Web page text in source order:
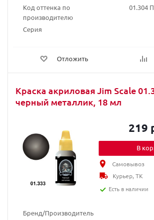
Код оттенка по
производителю
01.304
Серия
Отложить
Краска акриловая Jim Scale
черный металлик, 18 мл
Бренд/Производитель
219
В
Самовывоз
Курьер, ТК
Есть в наличии